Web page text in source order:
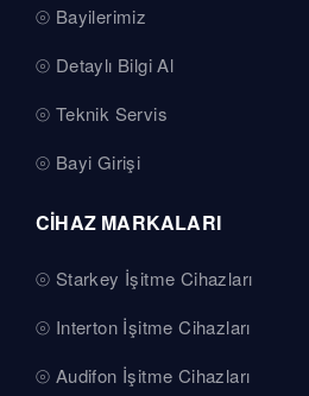
Bayilerimiz
Detaylı Bilgi Al
Teknik Servis
Bayi Girişi
CİHAZ MARKALARI
Starkey İşitme Cihazları
Interton İşitme Cihazları
Audifon İşitme Cihazları